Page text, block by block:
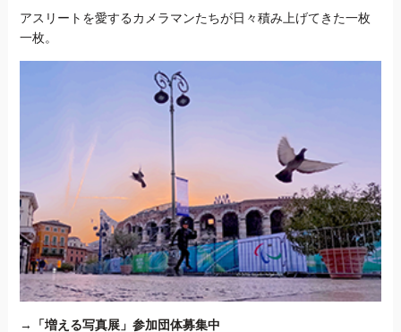
アスリートを愛するカメラマンたちが日々積み上げてきた一枚
一枚。
→ 「増える写真展」参加団体募集中